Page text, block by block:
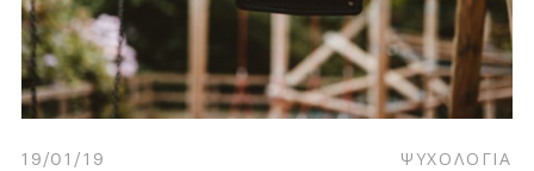
19/01/19 ΨΥΧΟΛΟΓΙΑ